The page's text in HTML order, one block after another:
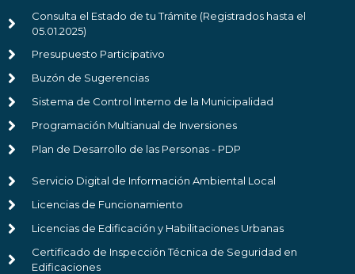
Consulta el Estado de tu Trámite (Registrados hasta el
05.01.2025)
Presupuesto Participativo
Buzón de Sugerencias
Sistema de Control Interno de la Municipalidad
Programación Multianual de Inversiones
Plan de Desarrollo de las Personas - PDP
Servicio Digital de Información Ambiental Local
Licencias de Funcionamiento
Licencias de Edificación y Habilitaciones Urbanas
Certificado de Inspección Técnica de Seguridad en
Edificaciones